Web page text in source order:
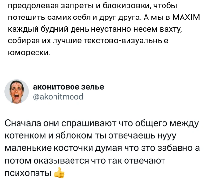
преодолевая запреты и блокировки, чтобы
потешить самих себя и друг друга. А мы в MAXIM
каждый будний день неустанно несем вахту,
собирая их лучшие текстово-визуальные
юморески.